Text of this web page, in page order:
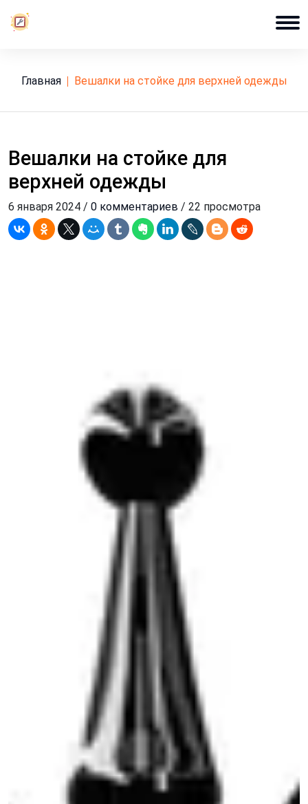
Главная вешалки на стойке для верхней одежды
Вешалки на стойке для
верхней одежды
6 января 2024 / 0 комментариев / 22 просмотра